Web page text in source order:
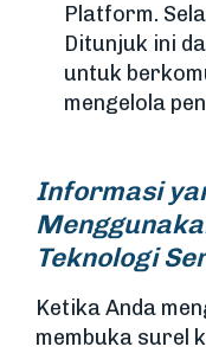
Platform.
Ditunjuk ini
untuk
mengelola
Informasi
Teknologi
Ketika Anda
membuka surel